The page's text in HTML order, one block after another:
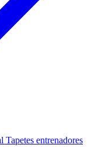
Tapetes entrenadores